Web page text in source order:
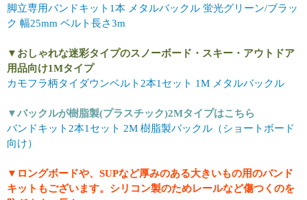
脚立専用バンドキット1本 メタルバックル 蛍光グリーン/ブラッ
ク 幅25mm ベルト長さ3m
▼おしゃれな迷彩タイプのスノーボード・スキー・アウトドア
用品向け1Mタイプ
カモフラ柄タイダウンベルト2本1セット 1M メタルバックル
▼バックルが樹脂製(プラスチック)2Mタイプはこちら
バンドキット2本1セット 2M 樹脂製バックル（ショートボード
向け）
▼ロングボードや、SUPなど厚みのある大きいもの用のバンド
キットもございます。シリコン製のためレールなど傷つくのを